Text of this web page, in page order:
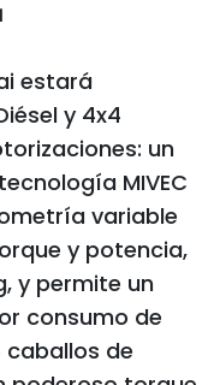
estará
y 4x4
un
MIVEC
variable
y potencia,
y permite un
consumo de
caballos de